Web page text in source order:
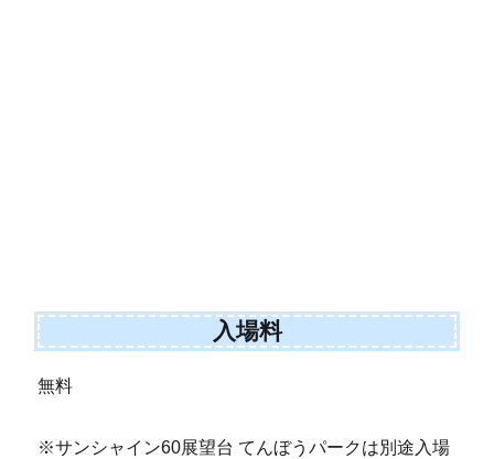
入場料
無料
※サンシャイン60展望台 てんぼうパークは別途入場